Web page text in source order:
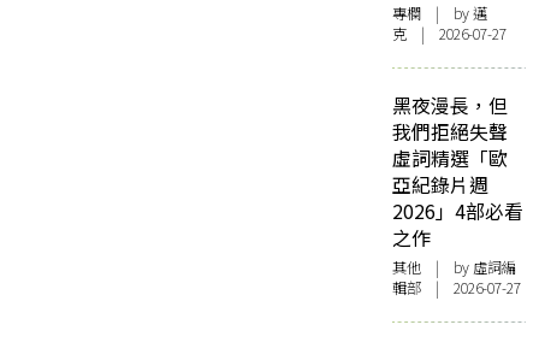
專欄 | by邁
克 | 2026-07-27
黑夜漫長，但
我們拒絕失聲
虛詞精選「歐
亞紀錄片週
2026」4部必看
之作
其他 | by 虛詞編
輯部 | 2026-07-27